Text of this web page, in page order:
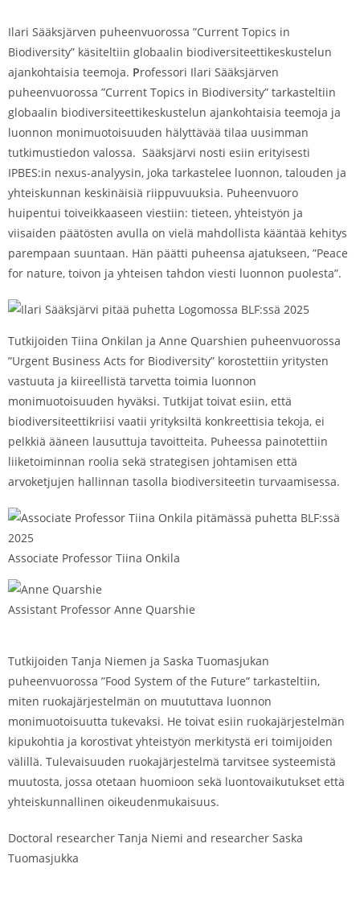
Ilari Sääksjärven puheenvuorossa ”Current Topics in
Biodiversity” käsiteltiin globaalin biodiversiteettikeskustelun
ajankohtaisia teemoja. Professori Ilari Sääksjärven
puheenvuorossa ”Current Topics in Biodiversity” tarkasteltiin
globaalin biodiversiteettikeskustelun ajankohtaisia teemoja ja
luonnon monimuotoisuuden hälyttävää tilaa uusimman
tutkimustiedon valossa. Sääksjärvi nosti esiin erityisesti
IPBES:in nexus-analyysin, joka tarkastelee luonnon, talouden ja
yhteiskunnan keskinäisiä riippuvuuksia. Puheenvuoro
huipentui toiveikkaaseen viestiin: tieteen, yhteistyön ja
viisaiden päätösten avulla on vielä mahdollista kääntää kehitys
parempaan suuntaan. Hän päätti puheensa ajatukseen, ”Peace
for nature, toivon ja yhteisen tahdon viesti luonnon puolesta”.
Tutkijoiden Tiina Onkilan ja Anne Quarshien puheenvuorossa
”Urgent Business Acts for Biodiversity” korostettiin yritysten
vastuuta ja kiireellistä tarvetta toimia luonnon
monimuotoisuuden hyväksi. Tutkijat toivat esiin, että
biodiversiteettikriisi vaatii yrityksiltä konkreettisia tekoja, ei
pelkkiä ääneen lausuttuja tavoitteita. Puheessa painotettiin
liiketoiminnan roolia sekä strategisen johtamisen että
arvoketjujen hallinnan tasolla biodiversiteetin turvaamisessa.
Associate Professor Tiina Onkila
Assistant Professor Anne Quarshie
Tutkijoiden Tanja Niemen ja Saska Tuomasjukan
puheenvuorossa ”Food System of the Future” tarkasteltiin,
miten ruokajärjestelmän on muututtava luonnon
monimuotoisuutta tukevaksi. He toivat esiin ruokajärjestelmän
kipukohtia ja korostivat yhteistyön merkitystä eri toimijoiden
välillä. Tulevaisuuden ruokajärjestelmä tarvitsee systeemistä
muutosta, jossa otetaan huomioon sekä luontovaikutukset että
yhteiskunnallinen oikeudenmukaisuus.
Doctoral researcher Tanja Niemi and researcher Saska
Tuomasjukka